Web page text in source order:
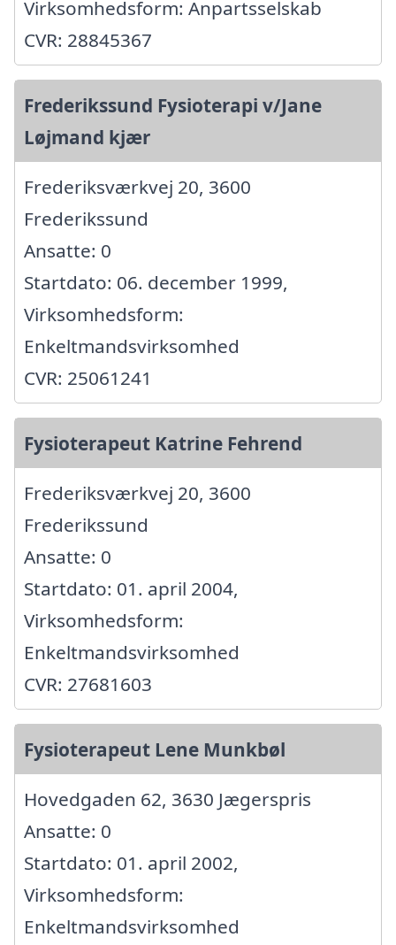
Virksomhedsform: Anpartsselskab
CVR: 28845367
Frederikssund Fysioterapi v/Jane
Løjmand kjær
Frederiksværkvej 20, 3600
Frederikssund
Ansatte: 0
Startdato: 06. december 1999,
Virksomhedsform:
Enkeltmandsvirksomhed
CVR: 25061241
Fysioterapeut Katrine Fehrend
Frederiksværkvej 20, 3600
Frederikssund
Ansatte: 0
Startdato: 01. april 2004,
Virksomhedsform:
Enkeltmandsvirksomhed
CVR: 27681603
Fysioterapeut Lene Munkbøl
Hovedgaden 62, 3630 Jægerspris
Ansatte: 0
Startdato: 01. april 2002,
Virksomhedsform:
Enkeltmandsvirksomhed